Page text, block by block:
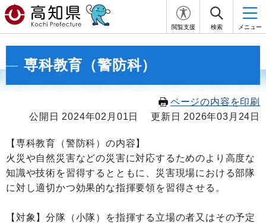
閲覧支援 検索 メニュー
専科教育（警防科）
ページの内容を印刷
公開日 2024年02月01日
更新日 2026年03月24日
【専科教育（警防科）の内容】
火災や自然災害などの災害に対応するためのより高度な
知識や技術を習得するとともに、災害現場における部隊
に対し適切かつ効果的な指揮要領を習得させる。
【対象】分隊（小隊）を指揮する立場の者又はその予定